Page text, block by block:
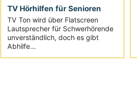
TV Hörhilfen für Senioren
TV Ton wird über Flatscreen
Lautsprecher für Schwerhörende
unverständlich, doch es gibt
Abhilfe...